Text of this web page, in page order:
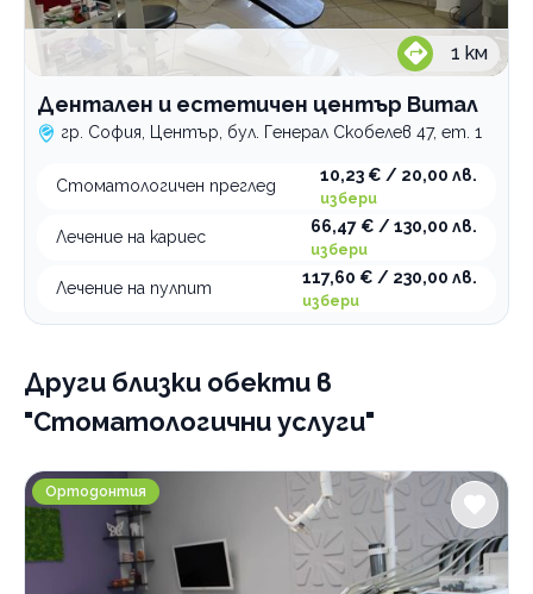
1 км
Дентален и естетичен център Витал
гр. София, Център, бул. Генерал Скобелев 47, ет. 1
Стоматологичен преглед
10,23 € / 20,00 лв.
избери
Лечение на кариес
66,47 € / 130,00 лв.
избери
Лечение на пулпит
117,60 € / 230,00 лв.
избери
Други близки обекти в
"Стоматологични услуги"
Ортодонтска клиника OrthoEstet
Ортодонтия